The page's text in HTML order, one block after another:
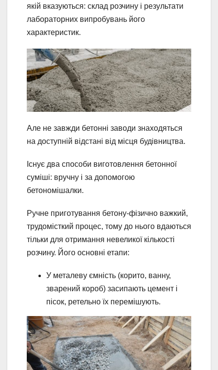
якій вказуються: склад розчину і результати
лабораторних випробувань його
характеристик.
Але не завжди бетонні заводи знаходяться
на доступній відстані від місця будівництва.
Існує два способи виготовлення бетонної
суміші: вручну і за допомогою
бетономішалки.
Ручне приготування бетону-фізично важкий,
трудомісткий процес, тому до нього вдаються
тільки для отримання невеликої кількості
розчину. Його основні етапи:
У металеву ємність (корито, ванну,
зварений короб) засипають цемент і
пісок, ретельно їх перемішують.